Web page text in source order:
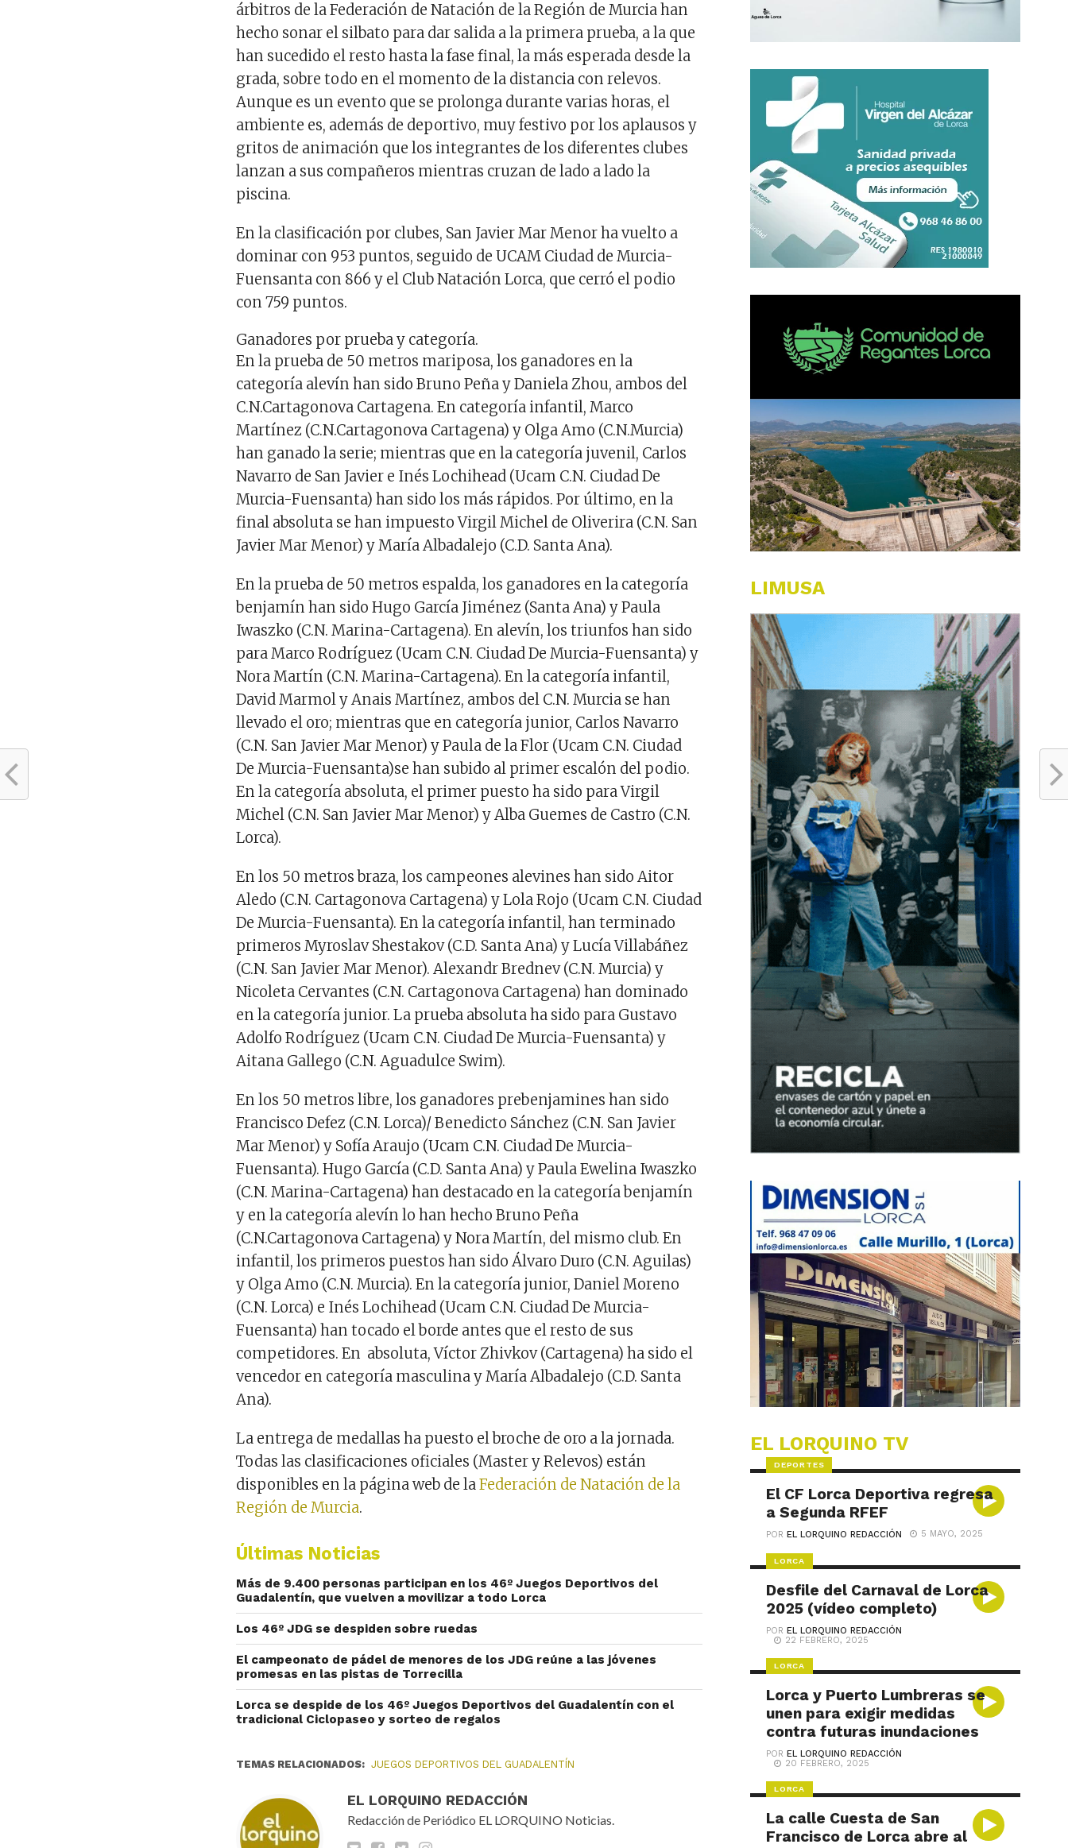
árbitros de la Federación de Natación de la Región de Murcia han
hecho sonar el silbato para dar salida a la primera prueba, a la que
han sucedido el resto hasta la fase final, la más esperada desde la
grada, sobre todo en el momento de la distancia con relevos.
Aunque es un evento que se prolonga durante varias horas, el
ambiente es, además de deportivo, muy festivo por los aplausos y
gritos de animación que los integrantes de los diferentes clubes
lanzan a sus compañeros mientras cruzan de lado a lado la
piscina.
En la clasificación por clubes, San Javier Mar Menorha vuelto a
dominar con 953 puntos, seguido deUCAM Ciudad de Murcia-
Fuensanta con 866 y el Club Natación Lorca, que cerró el podio
con759 puntos.
Ganadores por prueba y categoría.
En la prueba de 50 metros mariposa, los ganadores en la
categoría alevín han sido Bruno Peña y Daniela Zhou, ambos del
C.N.Cartagonova Cartagena. En categoría infantil, Marco
Martínez (C.N.Cartagonova Cartagena) y Olga Amo (C.N.Murcia)
han ganado la serie; mientras que en la categoría juvenil, Carlos
Navarro de San Javier e Inés Lochihead (Ucam C.N. Ciudad De
Murcia-Fuensanta) han sido los más rápidos. Por último, en la
final absoluta se han impuesto Virgil Michel de Oliverira (C.N. San
Javier Mar Menor) y María Albadalejo (C.D. Santa Ana).
En la prueba de 50 metros espalda, los ganadores en la categoría
benjamínhan sidoHugo García Jiménez (Santa Ana) yPaula
Iwaszko (C.N. Marina-Cartagena). En alevín, los triunfoshan sido
paraMarco Rodríguez (Ucam C.N. Ciudad De Murcia-Fuensanta) y
Nora Martín (C.N. Marina-Cartagena).En la categoría infantil,
David Marmol y Anais Martínez, ambos del C.N. Murcia se han
llevado el oro; mientras que en categoría junior, Carlos Navarro
(C.N. San Javier Mar Menor) y Paula de la Flor (Ucam C.N. Ciudad
De Murcia-Fuensanta)se han subido al primer escalón del podio.
En la categoría absoluta, el primer puestoha sido para Virgil
Michel (C.N. San Javier Mar Menor) yAlba Guemes de Castro (C.N.
Lorca).
En los 50 metros braza, los campeones alevineshan sido Aitor
Aledo (C.N. Cartagonova Cartagena) yLola Rojo (Ucam C.N. Ciudad
De Murcia-Fuensanta). En la categoría infantil,han terminado
primeros Myroslav Shestakov(C.D. Santa Ana) yLucía Villabáñez
(C.N. San Javier Mar Menor).Alexandr Brednev(C.N. Murcia) y
Nicoleta Cervantes (C.N. Cartagonova Cartagena)han dominado
en la categoría junior. La prueba absolutaha sido para Gustavo
Adolfo Rodríguez (Ucam C.N. Ciudad De Murcia-Fuensanta) y
Aitana Gallego (C.N. Aguadulce Swim).
En los 50 metros libre, los ganadores prebenjamineshan sido
Francisco Defez (C.N. Lorca)/Benedicto Sánchez (C.N. San Javier
Mar Menor) y Sofía Araujo (Ucam C.N. Ciudad De Murcia-
Fuensanta).Hugo García (C.D. Santa Ana) yPaula Ewelina Iwaszko
(C.N. Marina-Cartagena)han destacado en la categoríabenjamín
y en la categoría alevínlo han hecho Bruno Peña
(C.N.Cartagonova Cartagena) y Nora Martín, del mismo club. En
infantil, los primeros puestoshan sido Álvaro Duro (C.N. Aguilas)
y Olga Amo (C.N. Murcia). En la categoría junior,Daniel Moreno
(C.N. Lorca) e InésLochihead (Ucam C.N. Ciudad De Murcia-
Fuensanta)han tocado el borde antes que el resto de sus
competidores. En absoluta, Víctor Zhivkov (Cartagena) ha sido el
vencedor en categoría masculina yMaría Albadalejo (C.D. Santa
Ana).
La entrega de medallas ha puesto el broche de oro a la jornada.
Todas las clasificaciones oficiales (Master y Relevos) están
disponibles en la página web de laFederación de Natación de la
Región de Murcia.
Últimas Noticias
Más de 9.400 personas participan en los 46º Juegos Deportivos del
Guadalentín, que vuelven a movilizar a todo Lorca
Los 46º JDG se despiden sobre ruedas
El campeonato de pádel de menores de los JDG reúne a las jóvenes
promesas en las pistas de Torrecilla
Lorca se despide de los 46º Juegos Deportivos del Guadalentín con el
tradicional Ciclopaseo y sorteo de regalos
TEMAS RELACIONADOS: JUEGOS DEPORTIVOS DEL GUADALENTÍN
EL LORQUINO REDACCIÓN
Redacción de Periódico EL LORQUINO Noticias.
LIMUSA
EL LORQUINO TV
DEPORTES
El CF Lorca Deportiva regresa
a Segunda RFEF
POREL LORQUINO REDACCIÓN 5 MAYO, 2025
LORCA
Desfile del Carnaval de Lorca
2025 (vídeo completo)
POREL LORQUINO REDACCIÓN
22 FEBRERO, 2025
LORCA
Lorca y Puerto Lumbreras se
unen para exigir medidas
contra futuras inundaciones
POREL LORQUINO REDACCIÓN
20 FEBRERO, 2025
LORCA
La calle Cuesta de San
Francisco de Lorca abre al